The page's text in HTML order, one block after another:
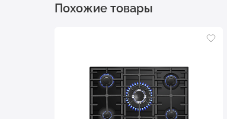
Похожие товары